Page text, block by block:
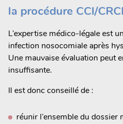
la procédure CCI/
L’expertise médico-légale est
infection nosocomiale après
Une mauvaise évaluation peut
insuffisante.
Il est donc conseillé de :
réunir l’ensemble du dossier